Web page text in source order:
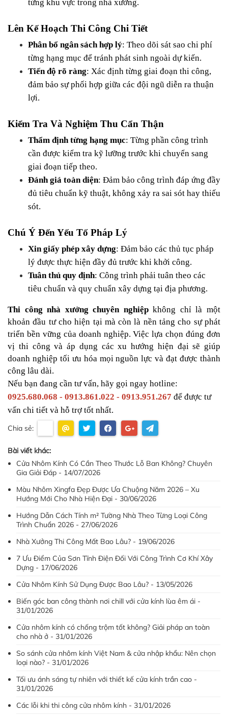
từng khu vực trong nhà xưởng.
Lên Kế Hoạch Thi Công Chi Tiết
Phân bổ ngân sách hợp lý: Theo dõi sát sao chi phí
từng hạng mục để tránh phát sinh ngoài dự kiến.
Tiến độ rõ ràng: Xác định từng giai đoạn thi công,
đảm bảo sự phối hợp giữa các đội ngũ diễn ra thuận
lợi.
Kiểm Tra Và Nghiệm Thu Cẩn Thận
Thẩm định từng hạng mục: Từng phần công trình
cần được kiểm tra kỹ lưỡng trước khi chuyển sang
giai đoạn tiếp theo.
Đánh giá toàn diện: Đảm bảo công trình đáp ứng đầy
đủ tiêu chuẩn kỹ thuật, không xảy ra sai sót hay thiếu
sót.
Chú Ý Đến Yếu Tố Pháp Lý
Xin giấy phép xây dựng: Đảm bảo các thủ tục pháp
lý được thực hiện đầy đủ trước khi khởi công.
Tuân thủ quy định: Công trình phải tuân theo các
tiêu chuẩn và quy chuẩn xây dựng tại địa phương.
Thi công nhà xưởng chuyên nghiệp không chỉ là một
khoản đầu tư cho hiện tại mà còn là nền tảng cho sự phát
triển bền vững của doanh nghiệp. Việc lựa chọn đúng đơn
vị thi công và áp dụng các xu hướng hiện đại sẽ giúp
doanh nghiệp tối ưu hóa mọi nguồn lực và đạt được thành
công lâu dài.
0925.680.068 - 0913.861.022 - 0913.951.267 để được tư
vấn chi tiết và hỗ trợ tốt nhất.
Chia sẻ:
Bài viết khác:
Cửa Nhôm Kính Có Cần Theo Thước Lỗ Ban Không? Chuyên
Gia Giải Đáp - 14/07/2026
Màu Nhôm Xingfa Đẹp Được Ưa Chuộng Năm 2026 – Xu
Hướng Mới Cho Nhà Hiện Đại - 30/06/2026
Hướng Dẫn Cách Tính m² Tường Nhà Theo Từng Loại Công
Trình Chuẩn 2026 - 27/06/2026
Nhà Xưởng Thi Công Mất Bao Lâu? - 19/06/2026
7 Ưu Điểm Của Sơn Tĩnh Điện Đối Với Công Trình Cơ Khí Xây
Dựng - 17/06/2026
Cửa Nhôm Kính Sử Dụng Được Bao Lâu? - 13/05/2026
Biến góc ban công thành nơi chill với cửa kính lùa êm ái -
31/01/2026
Cửa nhôm kính có chống trộm tốt không? Giải pháp an toàn
cho nhà ở - 31/01/2026
So sánh cửa nhôm kính Việt Nam & cửa nhập khẩu: Nên chọn
loại nào? - 31/01/2026
Tối ưu ánh sáng tự nhiên với thiết kế cửa kính trần cao -
31/01/2026
Các lỗi khi thi công cửa nhôm kính - 31/01/2026